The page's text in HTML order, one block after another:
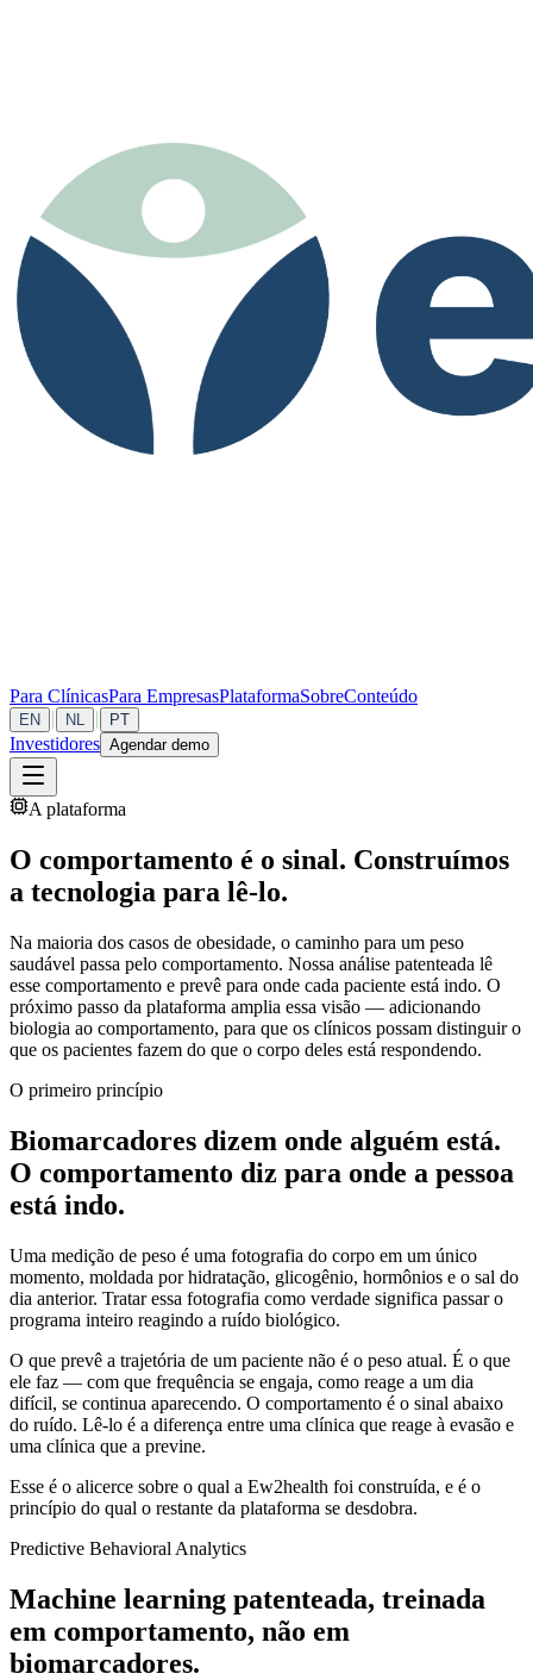
Para ClínicasPara EmpresasPlataformaSobreConteúdo
EN NL PT
Investidores Agendar demo
A plataforma
O comportamento é o sinal. Construímos
a tecnologia para lê-lo.
Na maioria dos casos de obesidade, o caminho para um peso
saudável passa pelo comportamento. Nossa análise patenteada lê
esse comportamento e prevê para onde cada paciente está indo. O
próximo passo da plataforma amplia essa visão — adicionando
biologia ao comportamento, para que os clínicos possam distinguir o
que os pacientes fazem do que o corpo deles está respondendo.
O primeiro princípio
Biomarcadores dizem onde alguém está.
O comportamento diz para onde a pessoa
está indo.
Uma medição de peso é uma fotografia do corpo em um único
momento, moldada por hidratação, glicogênio, hormônios e o sal do
dia anterior. Tratar essa fotografia como verdade significa passar o
programa inteiro reagindo a ruído biológico.
O que prevê a trajetória de um paciente não é o peso atual. É o que
ele faz — com que frequência se engaja, como reage a um dia
difícil, se continua aparecendo. O comportamento é o sinal abaixo
do ruído. Lê-lo é a diferença entre uma clínica que reage à evasão e
uma clínica que a previne.
Esse é o alicerce sobre o qual a Ew2health foi construída, e é o
princípio do qual o restante da plataforma se desdobra.
Predictive Behavioral Analytics
Machine learning patenteada, treinada
em comportamento, não em
biomarcadores.